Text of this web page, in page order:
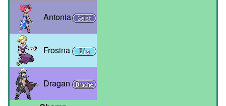
Antonia
Frosina
Dragan